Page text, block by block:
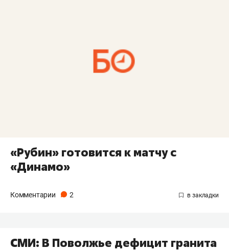
«Рубин» готовится к матчу с
«Динамо»
Комментарии 2
СМИ: В Поволжье дефицит гранита